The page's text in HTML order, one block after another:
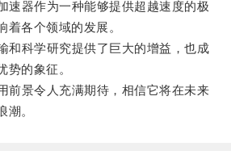
器作为一种能够提供超越速度的极
着各个领域的发展。
科学研究提供了巨大的增益，也成
势的象征。
景令人充满期待，相信它将在未来
潮。